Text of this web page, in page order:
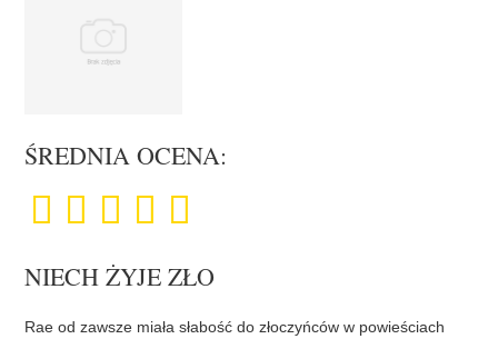
ŚREDNIA OCENA:
NIECH ŻYJE ZŁO
Rae od zawsze miała słabość do złoczyńców w powieściach